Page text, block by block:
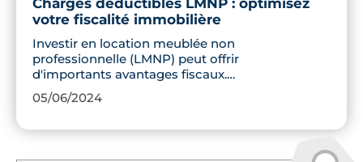
Charges déductibles LMNP : optimisez
votre fiscalité immobilière
Investir en location meublée non
professionnelle (LMNP) peut offrir
d'importants avantages fiscaux.
Découvrez comment optimiser votre
rentabilité en déduisant efficacement les
Identifiez les charges déductibles, et
05/06/2024